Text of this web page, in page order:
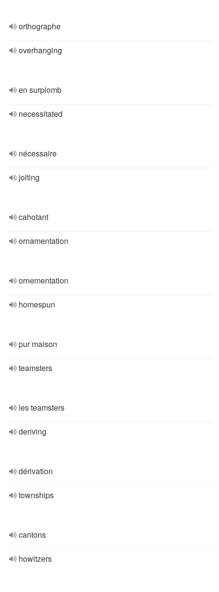
orthographe
overhanging
en surplomb
necessitated
nécessaire
jolting
cahotant
ornamentation
ornementation
homespun
pur maison
teamsters
les teamsters
deriving
dérivation
townships
cantons
howitzers